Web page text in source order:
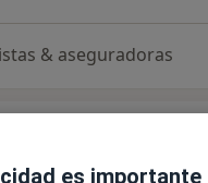
& aseguradoras
es importante